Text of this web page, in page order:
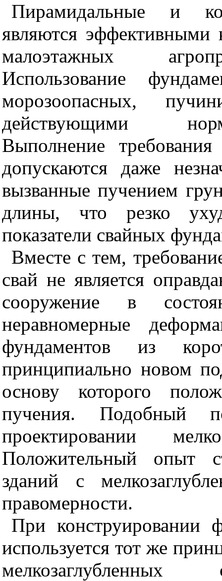
Пирамидальные и
являются эффективными
малоэтажных
Использование
морозоопасных,
действующими
Выполнение
допускаются даже
вызванные пучением
длины, что резко
показатели свайных
Вместе с тем,
свай не является
сооружение в
неравномерные
фундаментов из
принципиально новом
основу которого
пучения. Подобный
проектировании
Положительный опыт
зданий с
правомерности.
При конструировании
используется тот же
мелкозаглубленных